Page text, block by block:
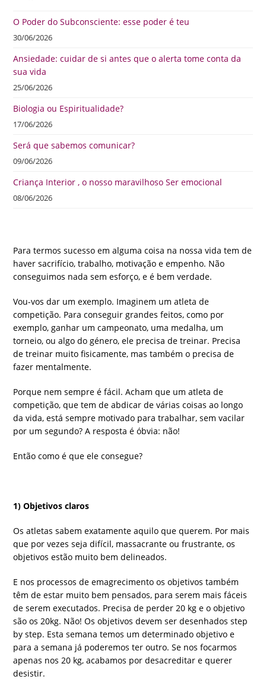
O Poder do Subconsciente: esse poder é teu
30/06/2026
Ansiedade: cuidar de si antes que o alerta tome conta da
sua vida
25/06/2026
Biologia ou Espiritualidade?
17/06/2026
Será que sabemos comunicar?
09/06/2026
Criança Interior , o nosso maravilhoso Ser emocional
08/06/2026
Para termos sucesso em alguma coisa na nossa vida tem de
haver sacrifício, trabalho, motivação e empenho. Não
conseguimos nada sem esforço, e é bem verdade.
Vou-vos dar um exemplo. Imaginem um atleta de
competição. Para conseguir grandes feitos, como por
exemplo, ganhar um campeonato, uma medalha, um
torneio, ou algo do género, ele precisa de treinar. Precisa
de treinar muito fisicamente, mas também o precisa de
fazer mentalmente.
Porque nem sempre é fácil. Acham que um atleta de
competição, que tem de abdicar de várias coisas ao longo
da vida, está sempre motivado para trabalhar, sem vacilar
por um segundo? A resposta é óbvia: não!
Então como é que ele consegue?
1) Objetivos claros
Os atletas sabem exatamente aquilo que querem. Por mais
que por vezes seja difícil, massacrante ou frustrante, os
objetivos estão muito bem delineados.
E nos processos de emagrecimento os objetivos também
têm de estar muito bem pensados, para serem mais fáceis
de serem executados. Precisa de perder 20 kg e o objetivo
são os 20kg. Não! Os objetivos devem ser desenhados step
by step. Esta semana temos um determinado objetivo e
para a semana já poderemos ter outro. Se nos focarmos
apenas nos 20 kg, acabamos por desacreditar e querer
desistir.